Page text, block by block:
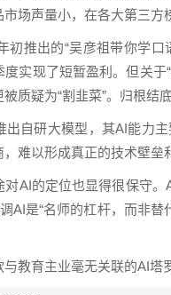
场声量小，在各大第三方
初推出的“吴彦祖带你学
实现了短暂盈利。但关于
质疑为“割韭菜”。归根结
自研大模型，其AI能力
难以形成真正的技术壁垒
AI的定位也显得很保守
AI是“名师的杠杆，而非
教育主业毫无关联的AI塔